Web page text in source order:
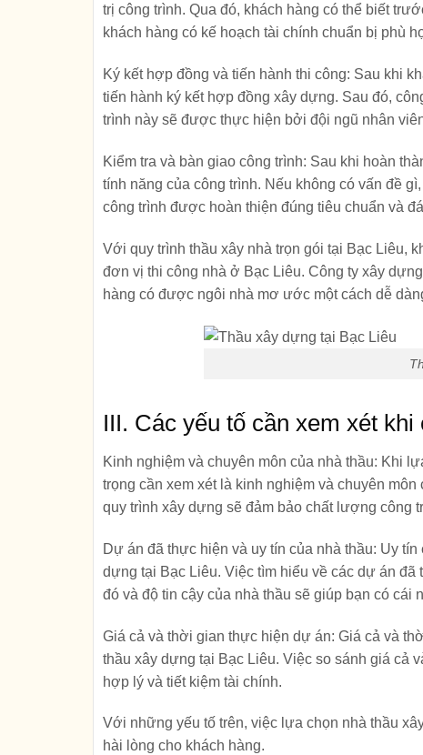
trị công trình. Qua đó, khách hàng có thể biết
khách hàng có kế hoạch tài chính chuẩn bị phù
Ký kết hợp đồng và tiến hành thi công: Sau khi
tiến hành ký kết hợp đồng xây dựng. Sau đó,
trình này sẽ được thực hiện bởi đội ngũ nhân
Kiểm tra và bàn giao công trình: Sau khi hoàn
tính năng của công trình. Nếu không có vấn đề
công trình được hoàn thiện đúng tiêu chuẩn và
Với quy trình thầu xây nhà trọn gói tại Bạc Liêu,
đơn vị thi công nhà ở Bạc Liêu. Công ty xây
hàng có được ngôi nhà mơ ước một cách dễ
III. Các yếu tố cần xem xét
Kinh nghiệm và chuyên môn của nhà thầu: Khi
trọng cần xem xét là kinh nghiệm và chuyên
quy trình xây dựng sẽ đảm bảo chất lượng công
Dự án đã thực hiện và uy tín của nhà thầu: Uy tín
dựng tại Bạc Liêu. Việc tìm hiểu về các dự án
đó và độ tin cậy của nhà thầu sẽ giúp bạn có cái
Giá cả và thời gian thực hiện dự án: Giá cả và
thầu xây dựng tại Bạc Liêu. Việc so sánh giá cả
hợp lý và tiết kiệm tài chính.
Với những yếu tố trên, việc lựa chọn nhà thầu
hài lòng cho khách hàng.